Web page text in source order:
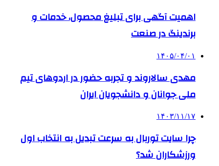
اهمیت آگهی برای تبلیغ محصول، خدمات و
برندینگ در صنعت
۱۴۰۵/۰۴/۰۱
مهدی سالاروند و تجربه حضور در اردوهای تیم
ملی جوانان و دانشجویان ایران
۱۴۰۳/۱۱/۱۷
چرا سایت توربال به ‌سرعت تبدیل به انتخاب اول
ورزشکاران شد؟